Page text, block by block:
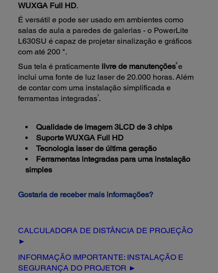
WUXGA Full HD.
É versátil e pode ser usado em ambientes como
salas de aula a paredes de galerias - o PowerLite
L630SU é capaz de projetar sinalização e gráficos
com até 200 ".
Sua tela é praticamente livre de manutenções2 e
inclui uma fonte de luz laser de 20.000 horas. Além
de contar com uma instalação simplificada e
ferramentas integradas3.
Qualidade de imagem 3LCD de 3 chips
Suporte WUXGA Full HD
Tecnologia laser de última geração
Ferramentas integradas para uma instalação
simples
Gostaria de receber mais informações?
CALCULADORA DE DISTÂNCIA DE PROJEÇÃO
►
INFORMAÇÃO IMPORTANTE: INSTALAÇÃO E
SEGURANÇA DO PROJETOR ►